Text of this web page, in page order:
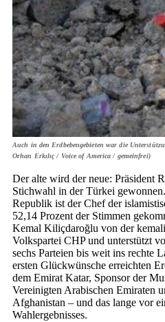
Auch in den Erdbebengebieten war die
Orhan Erkılıç / Voice of America / gemeinfrei)
Der alte wird der neue: Präsident
Stichwahl in der Türkei
Republik ist der Chef der
52,14 Prozent der Stimmen
Kemal Kiliçdaroğlu von der
Volkspartei CHP und unterstützt
sechs Parteien bis weit ins rechte
ersten Glückwünsche erreichten
dem Emirat Katar, Sponsor der
Vereinigten Arabischen Emiraten
Afghanistan – und das lange vor
Wahlergebnisses.